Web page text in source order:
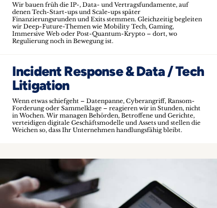
Wir bauen früh die IP-, Data- und Vertragsfundamente, auf
denen Tech-Start-ups und Scale-ups später
Finanzierungsrunden und Exits stemmen. Gleichzeitig begleiten
wir Deep-Future-Themen wie Mobility Tech, Gaming,
Immersive Web oder Post-Quantum-Krypto – dort, wo
Regulierung noch in Bewegung ist.
Incident Response & Data / Tech
Litigation
Wenn etwas schiefgeht – Datenpanne, Cyberangriff, Ransom-
Forderung oder Sammelklage – reagieren wir in Stunden, nicht
in Wochen. Wir managen Behörden, Betroffene und Gerichte,
verteidigen digitale Geschäftsmodelle und Assets und stellen die
Weichen so, dass Ihr Unternehmen handlungsfähig bleibt.